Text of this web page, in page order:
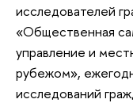
исследователей
«Общественная
управление и
рубежом»,
исследований